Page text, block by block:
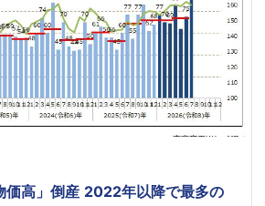
高」倒産 2022年以降で最多の